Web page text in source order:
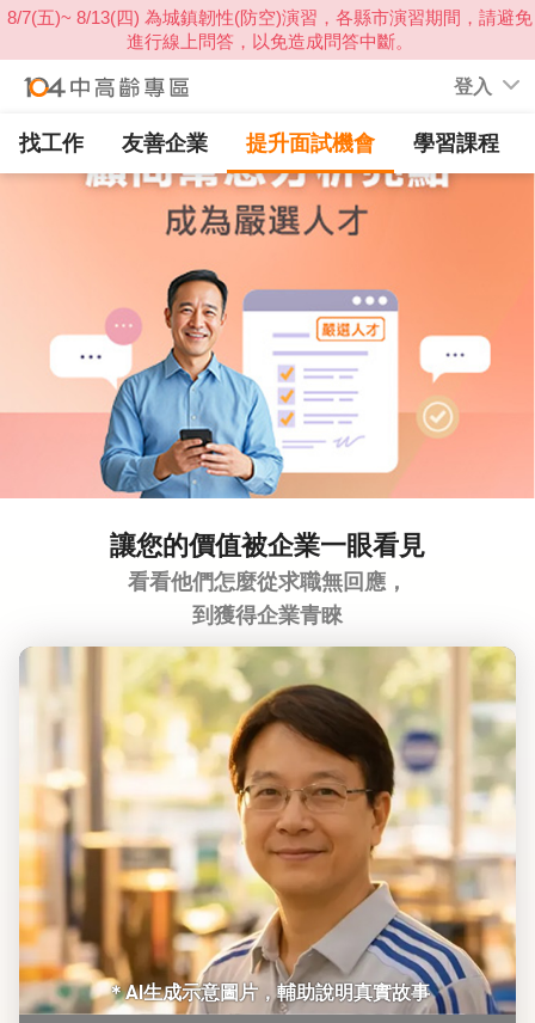
登入
找工作 友善企業 提升面試機會 學習課程
讓您的價值被企業一眼看見
看看他們怎麼從求職無回應，
到獲得企業青睞
＊AI生成示意圖片，輔助說明真實故事